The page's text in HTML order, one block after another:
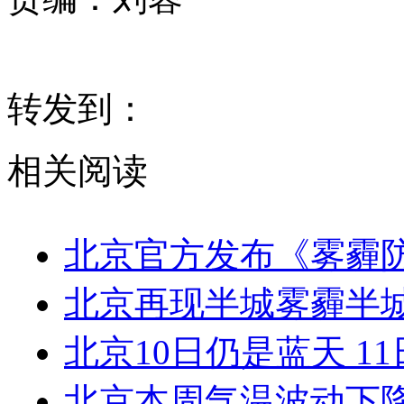
转发到：
相关阅读
北京官方发布《雾霾
北京再现半城雾霾半
北京10日仍是蓝天